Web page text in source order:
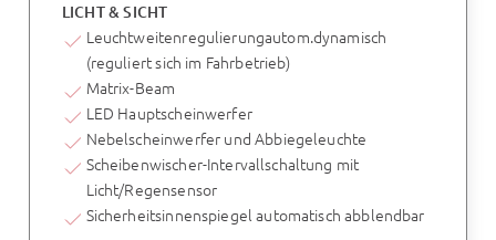
LICHT & SICHT
Leuchtweitenregulierungautom.dynamisch
(reguliert sich im Fahrbetrieb)
Matrix-Beam
LED Hauptscheinwerfer
Nebelscheinwerfer und Abbiegeleuchte
Scheibenwischer-Intervallschaltung mit
Licht/Regensensor
Sicherheitsinnenspiegel automatisch abblendbar